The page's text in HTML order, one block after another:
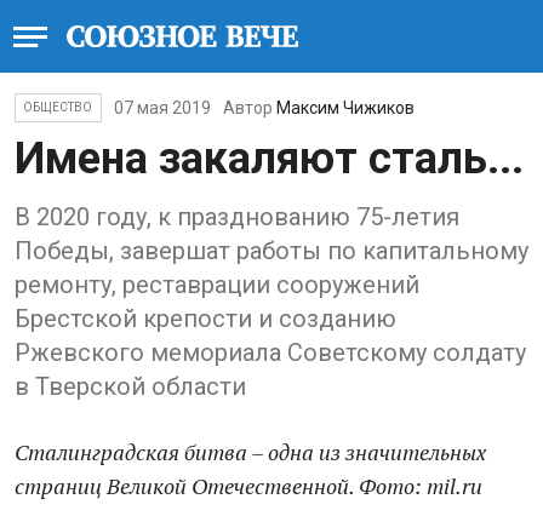
ОБЩЕСТВО 07 мая 2019 Автор Максим Чижиков
Имена закаляют сталь...
В 2020 году, к празднованию 75-летия
Победы, завершат работы по капитальному
ремонту, реставрации сооружений
Брестской крепости и созданию
Ржевского мемориала Советскому солдату
в Тверской области
Сталинградская битва – одна из значительных
страниц Великой Отечественной. Фото: mil.ru